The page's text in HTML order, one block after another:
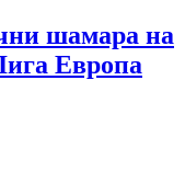
шамара на
Европа